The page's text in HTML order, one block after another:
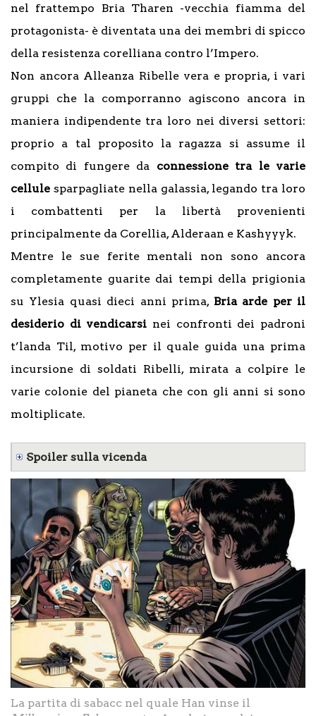
nel frattempo Bria Tharen -vecchia fiamma del
protagonista- è diventata una dei membri di spicco
della resistenza corelliana contro l’Impero.
Non ancora Alleanza Ribelle vera e propria, i vari
gruppi che la comporranno agiscono ancora in
maniera indipendente tra loro nei diversi settori:
proprio a tal proposito la ragazza si assume il
compito di fungere da connessione tra le varie
cellule sparpagliate nella galassia, legando tra loro
i combattenti per la libertà provenienti
principalmente da Corellia, Alderaan e Kashyyyk.
Mentre le sue ferite mentali non sono ancora
completamente guarite dai tempi della prigionia
su Ylesia quasi dieci anni prima, Bria arde per il
desiderio di vendicarsi nei confronti dei padroni
t’landa Til, motivo per il quale guida una prima
incursione di soldati Ribelli, mirata a colpire le
varie colonie del pianeta che con gli anni si sono
moltiplicate.
Spoiler sulla vicenda
La partita di sabacc nel quale Han vinse il